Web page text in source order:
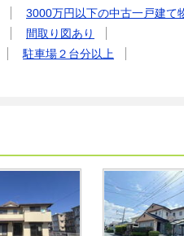
3000万円以下の中古一戸建て
間取り図あり
駐車場２台分以上